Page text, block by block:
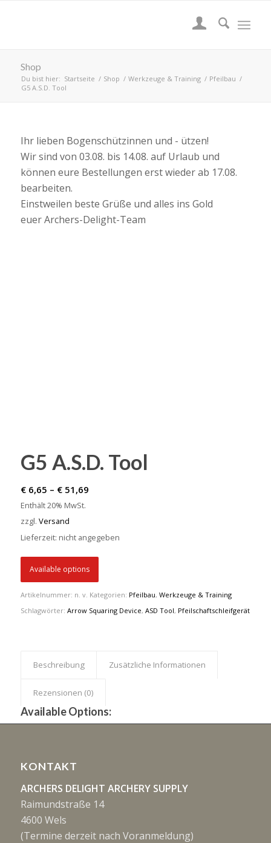
Shop
Du bist hier: Startseite / Shop / Werkzeuge & Training / Pfeilbau /
G5 A.S.D. Tool
Ihr lieben Bogenschützinnen und - ützen!
Wir sind von 03.08. bis 14.08. auf Urlaub und
können eure Bestellungen erst wieder ab 17.08.
bearbeiten.
Einstweilen beste Grüße und alles ins Gold
euer Archers-Delight-Team
G5 A.S.D. Tool
€6,65 – €51,69Preisspanne:
€ 51,69
Enthält 20% MwSt.
zzgl. Versand
Lieferzeit: nicht angegeben
Available options
Artikelnummer: n. v. Kategorien: Pfeilbau, Werkzeuge & Training
Schlagwörter: Arrow Squaring Device, ASD Tool, Pfeilschaftschleifgerät
Beschreibung Zusätzliche Informationen
Rezensionen (0)
Available Options:
KONTAKT
ARCHERS DELIGHT ARCHERY SUPPLY
Raimundstraße 14
4600 Wels
(Termine derzeit nach Voranmeldung)